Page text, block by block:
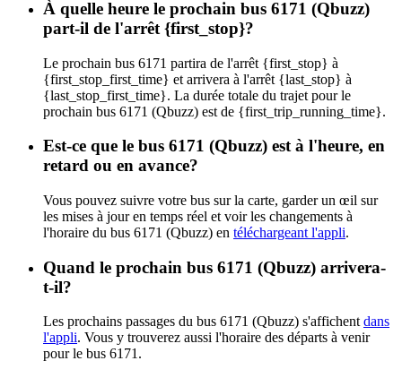
À quelle heure le prochain bus 6171 (Qbuzz)
part-il de l'arrêt {first_stop}?
Le prochain bus 6171 partira de l'arrêt {first_stop} à
{first_stop_first_time} et arrivera à l'arrêt {last_stop} à
{last_stop_first_time}. La durée totale du trajet pour le
prochain bus 6171 (Qbuzz) est de {first_trip_running_time}.
Est-ce que le bus 6171 (Qbuzz) est à l'heure, en
retard ou en avance?
Vous pouvez suivre votre bus sur la carte, garder un œil sur
les mises à jour en temps réel et voir les changements à
l'horaire du bus 6171 (Qbuzz) en téléchargeant l'appli.
Quand le prochain bus 6171 (Qbuzz) arrivera-
t-il?
Les prochains passages du bus 6171 (Qbuzz) s'affichent dans
l'appli. Vous y trouverez aussi l'horaire des départs à venir
pour le bus 6171.